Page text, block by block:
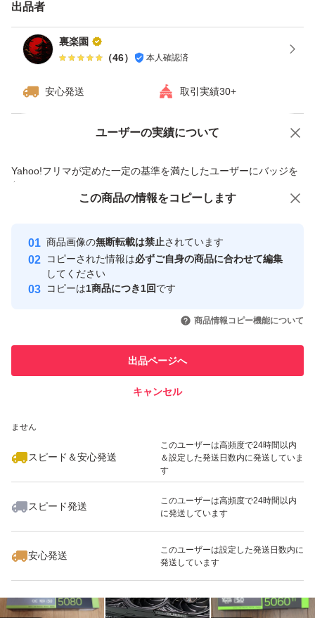
コメント欄を使って聞いてください(^_^)
出品者
裏楽園
（46） 本人確認済
安心発送 取引実績30+
ユーザーの実績について
Yahoo!フリマが定めた一定の基準を満たしたユーザーにバッジを
付与しています
安心取引出品者
心・安全なユーザーです
取引実績
引を完了させた実績があります
での取引実績があります
ません
スピード＆安心発送
このユーザーは高頻度で24時間以内
＆設定した発送日数内に発送していま
す
スピード発送
このユーザーは高頻度で24時間以内
に発送しています
安心発送
このユーザーは設定した発送日数内に
発送しています
価格の相談 商品への質問
この商品の情報をコピーします
商品画像の無断転載は禁止されています
コピーされた情報は必ずご自身の商品に合わせて編集
してください
コピーは1商品につき1回です
商品情報コピー機能について
出品ページへ
キャンセル
この商品をみている人にオススメ
いいね！
3,200